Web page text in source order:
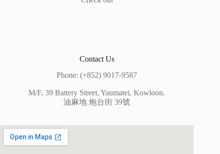
Contact Us
Phone: (+852) 9017-9587
M/F, 39 Battery Street, Yaumatei, Kowloon.
油麻地 炮台街 39號